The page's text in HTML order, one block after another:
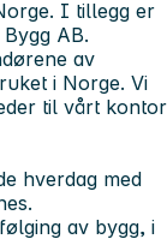
I tillegg er
AB.
av
i Norge. Vi
til vårt kontor
hverdag med
av bygg, i